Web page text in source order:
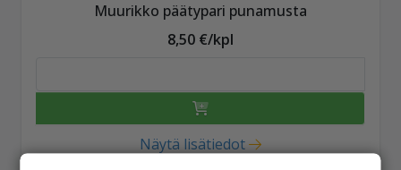
Muurikko päätypari punamusta
8,50 €/kpl
Näytä lisätiedot